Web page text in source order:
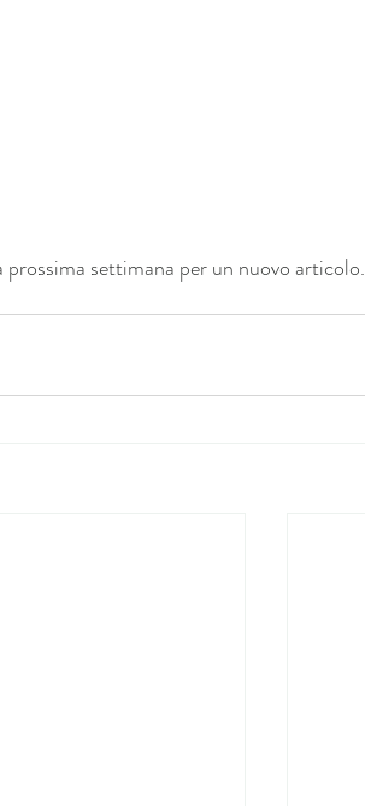
settimana per un nuovo articolo.